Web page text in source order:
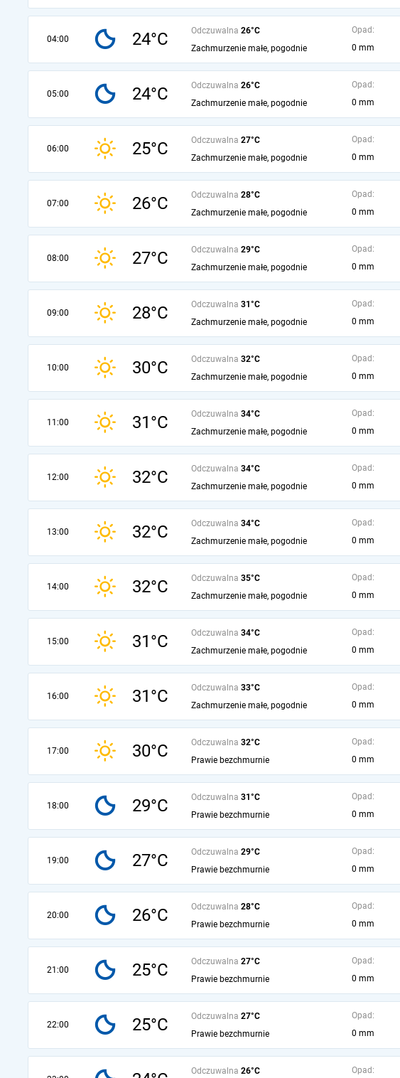
04:00 24°C Odczuwalna 26°C
Zachmurzenie małe, pogodnie
Opad:
0 mm
05:00 24°C Odczuwalna 26°C
Zachmurzenie małe, pogodnie
Opad:
0 mm
06:00 25°C Odczuwalna 27°C
Zachmurzenie małe, pogodnie
Opad:
0 mm
07:00 26°C Odczuwalna 28°C
Zachmurzenie małe, pogodnie
Opad:
0 mm
08:00 27°C Odczuwalna 29°C
Zachmurzenie małe, pogodnie
Opad:
0 mm
09:00 28°C Odczuwalna 31°C
Zachmurzenie małe, pogodnie
Opad:
0 mm
10:00 30°C Odczuwalna 32°C
Zachmurzenie małe, pogodnie
Opad:
0 mm
11:00 31°C Odczuwalna 34°C
Zachmurzenie małe, pogodnie
Opad:
0 mm
12:00 32°C Odczuwalna 34°C
Zachmurzenie małe, pogodnie
Opad:
0 mm
13:00 32°C Odczuwalna 34°C
Zachmurzenie małe, pogodnie
Opad:
0 mm
14:00 32°C Odczuwalna 35°C
Zachmurzenie małe, pogodnie
Opad:
0 mm
15:00 31°C Odczuwalna 34°C
Zachmurzenie małe, pogodnie
Opad:
0 mm
16:00 31°C Odczuwalna 33°C
Zachmurzenie małe, pogodnie
Opad:
0 mm
17:00 30°C Odczuwalna 32°C
Prawie bezchmurnie
Opad:
0 mm
18:00 29°C Odczuwalna 31°C
Prawie bezchmurnie
Opad:
0 mm
19:00 27°C Odczuwalna 29°C
Prawie bezchmurnie
Opad:
0 mm
20:00 26°C Odczuwalna 28°C
Prawie bezchmurnie
Opad:
0 mm
21:00 25°C Odczuwalna 27°C
Prawie bezchmurnie
Opad:
0 mm
22:00 25°C Odczuwalna 27°C
Prawie bezchmurnie
Opad:
0 mm
Odczuwalna 26°C Opad: